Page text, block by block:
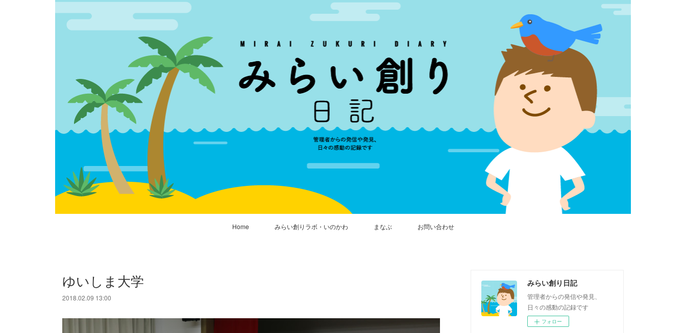
Home みらい創りラボ・いのかわ まなぶ お問い合わせ
ゆいしま大学
2018.02.09 13:00
みらい創り日記
管理者からの発信や発見、
日々の感動の記録です
フォロー